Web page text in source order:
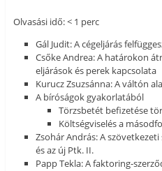
Olvasási idő: < 1 perc
Gál Judit: A cégeljárás
Csőke Andrea: A határokon
eljárások és perek kapcsolata
Kurucz Zsuzsánna: A váltón
A bíróságok gyakorlatából
Törzsbetét befizetése
Költségviselés a
Zsohár András: A
és az új Ptk. II.
Papp Tekla: A faktoring-